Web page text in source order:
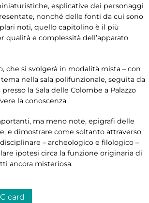
esplicative dei personaggi
nonché delle fonti da cui sono
noti, quello capitolino è il più
qualità e complessità dell’apparato
che si svolgerà in modalità mista – con
nella sala polifunzionale, seguita da
la Sala delle Colombe a Palazzo
la conoscenza
ma meno note, epigrafi delle
e dimostrare come soltanto attraverso
– archeologico e filologico –
ipotesi circa la funzione originaria di
ancora misteriosa.
card